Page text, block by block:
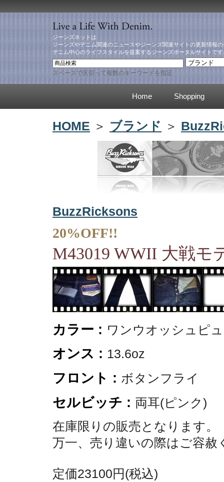
ジーンズネットは
ジーンズやデニム関連のニュースやジーンズ関連サイトの更新情報
デニム中心のライフスタイルを提案するジーンズポータルサイトで
スペースで区切って複数のキーワードを指定
Home Shopping
HOME ＞ ブランド ＞
BuzzRicksons
20%OFF!!
M43019 WWII 大戦モ
カラー : ワンウオッシュピ
オンス : 13.6oz
フロント : ボタンフライ
セルビッチ : 両耳(ピンク)
在庫限りの販売となります。
万一、売り違いの際はご容赦
定価23100円(税込)